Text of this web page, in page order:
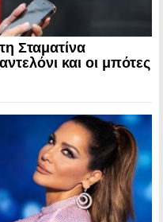
Σταματίνα
και οι μπότες